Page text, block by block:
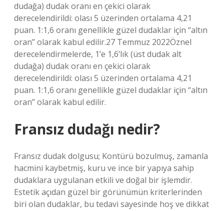
dudağa) dudak oranı en çekici olarak
derecelendirildi: olası 5 üzerinden ortalama 4,21
puan. 1:1,6 oranı genellikle güzel dudaklar için “altın
oran” olarak kabul edilir.27 Temmuz 2022Öznel
derecelendirmelerde, 1’e 1,6’lık (üst dudak alt
dudağa) dudak oranı en çekici olarak
derecelendirildi: olası 5 üzerinden ortalama 4,21
puan. 1:1,6 oranı genellikle güzel dudaklar için “altın
oran” olarak kabul edilir.
Fransız dudağı nedir?
Fransız dudak dolgusu; Kontürü bozulmuş, zamanla
hacmini kaybetmiş, kuru ve ince bir yapıya sahip
dudaklara uygulanan etkili ve doğal bir işlemdir.
Estetik açıdan güzel bir görünümün kriterlerinden
biri olan dudaklar, bu tedavi sayesinde hoş ve dikkat